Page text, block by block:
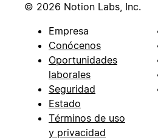
© 2026 Notion Labs, Inc.
Empresa
Conócenos
Oportunidades
laborales
Seguridad
Estado
Términos de uso
y privacidad